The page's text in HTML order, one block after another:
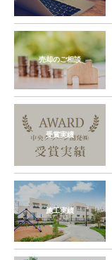
売却のご相談
受賞実績
施工実績